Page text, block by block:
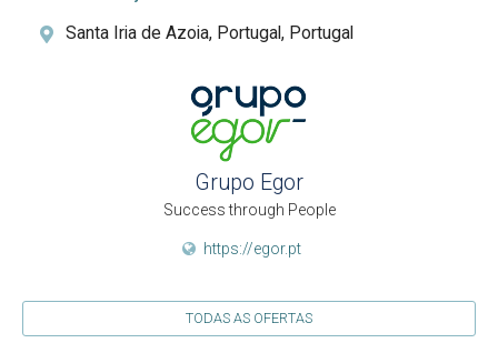
Santa Iria de Azoia, Portugal, Portugal
Grupo Egor
Success through People
https://egor.pt
TODAS AS OFERTAS